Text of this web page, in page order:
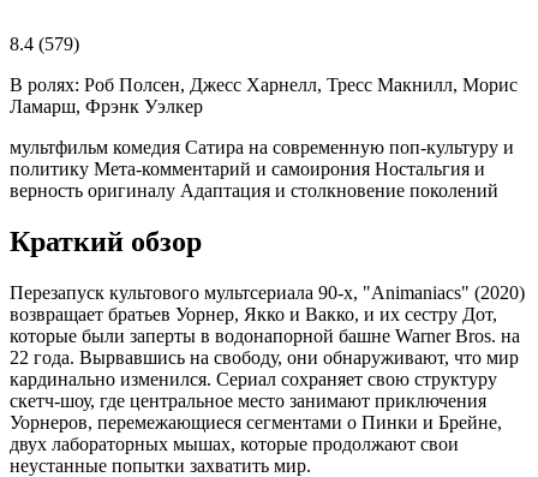
8.4 (579)
В ролях: Роб Полсен, Джесс Харнелл, Тресс Макнилл, Морис
Ламарш, Фрэнк Уэлкер
мультфильм комедия Сатира на современную поп-культуру и
политику Мета-комментарий и самоирония Ностальгия и
верность оригиналу Адаптация и столкновение поколений
Краткий обзор
Перезапуск культового мультсериала 90-х, "Animaniacs" (2020)
возвращает братьев Уорнер, Якко и Вакко, и их сестру Дот,
которые были заперты в водонапорной башне Warner Bros. на
22 года. Вырвавшись на свободу, они обнаруживают, что мир
кардинально изменился. Сериал сохраняет свою структуру
скетч-шоу, где центральное место занимают приключения
Уорнеров, перемежающиеся сегментами о Пинки и Брейне,
двух лабораторных мышах, которые продолжают свои
неустанные попытки захватить мир.